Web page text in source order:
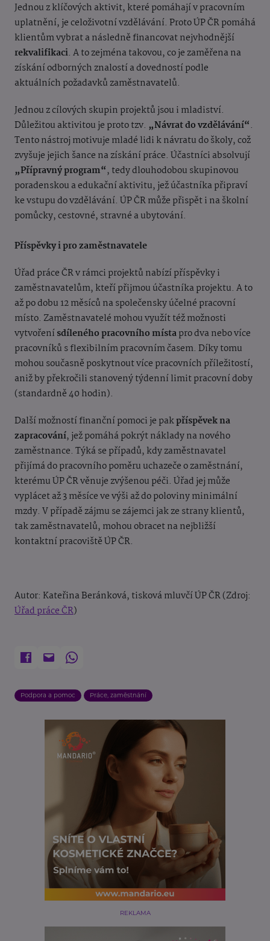
Jednou z klíčových aktivit, které pomáhají v pracovním
uplatnění, je celoživotní vzdělávání. Proto ÚP ČR pomáhá
klientům vybrat a následně financovat nejvhodnější
rekvalifikaci. A to zejména takovou, co je zaměřena na
získání odborných znalostí a dovedností podle
aktuálních požadavků zaměstnavatelů.
Jednou z cílových skupin projektů jsou i mladiství.
Důležitou aktivitou je proto tzv. „Návrat do vzdělávání“.
Tento nástroj motivuje mladé lidi k návratu do školy, což
zvyšuje jejich šance na získání práce. Účastníci absolvují
„Přípravný program“, tedy dlouhodobou skupinovou
poradenskou a edukační aktivitu, jež účastníka připraví
ke vstupu do vzdělávání. ÚP ČR může přispět i na školní
pomůcky, cestovné, stravné a ubytování.
Příspěvky i pro zaměstnavatele
Úřad práce ČR v rámci projektů nabízí příspěvky i
zaměstnavatelům, kteří přijmou účastníka projektu. A to
až po dobu 12 měsíců na společensky účelné pracovní
místo. Zaměstnavatelé mohou využít též možnosti
vytvořenísdíleného pracovního místapro dva nebo více
pracovníků s flexibilním pracovním časem. Díky tomu
mohou současně poskytnout více pracovních příležitostí,
aniž by překročili stanovený týdenní limit pracovní doby
(standardně 40 hodin).
Další možností finanční pomoci je pakpříspěvek na
zapracování, jež pomáhá pokrýt náklady na nového
zaměstnance. Týká se případů, kdy zaměstnavatel
přijímá do pracovního poměru uchazeče o zaměstnání,
kterému ÚP ČR věnuje zvýšenou péči. Úřad jej může
vyplácet až 3 měsíce ve výši až do poloviny minimální
mzdy. V případě zájmu se zájemci jak ze strany klientů,
tak zaměstnavatelů, mohou obracet na nejbližší
kontaktní pracoviště ÚP ČR.
Autor: Kateřina Beránková, tisková mluvčí ÚP ČR (Zdroj:
Úřad práce ČR)
Podpora a pomoc Práce, zaměstnání
REKLAMA